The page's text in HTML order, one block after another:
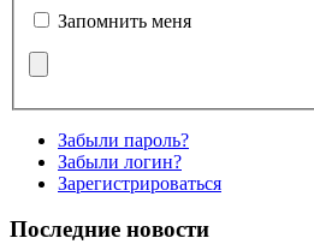
Запомнить меня
Забыли пароль?
Забыли логин?
Зарегистрироваться
Последние новости